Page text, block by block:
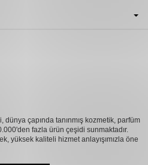
çapında tanınmış kozmetik, parfüm
fazla ürün çeşidi sunmaktadır.
yüksek kaliteli hizmet anlayışımızla öne